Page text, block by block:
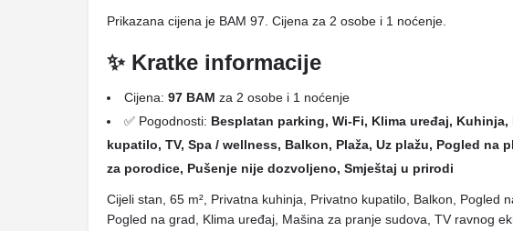
Prikazana cijena je BAM 97. Cijena za 2 osobe i 1 noćenje.
✨ Kratke informacije
Cijena: 97 BAM za 2 osobe i 1 noćenje
✅ Pogodnosti: Besplatan parking, Wi-Fi, Klima uređaj,
kupatilo, TV, Spa / wellness, Balkon, Plaža, Uz plažu, Pogled na
za porodice, Pušenje nije dozvoljeno, Smještaj u prirodi
Cijeli stan, 65 m², Privatna kuhinja, Privatno kupatilo, Balkon, Pogled
Pogled na grad, Klima uređaj, Mašina za pranje sudova, TV ravnog